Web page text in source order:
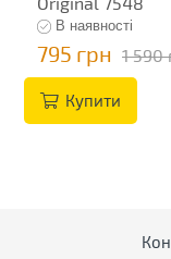
В наявності
795 грн 1 590
Купити